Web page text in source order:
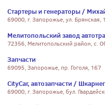
Стартеры и генераторы /
69000, г. Запорожье, ул. Брянская,
Мелитопольский завод
72356, Мелитопольский район, с.
Запчасти
69095, Запорожье, пр. Гоголя, 167
CityCar, автозапчасти /
69000, г. Запорожье, бул.